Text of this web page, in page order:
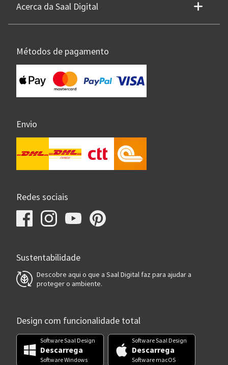
Acerca da Saal Digital
Métodos de pagamento
Envio
Redes sociais
Sustentabilidade
Descobre aqui o que a Saal Digital faz para ajudar a
proteger o ambiente.
Design com funcionalidade total
Software Saal Design
Descarrega
Software Windows
Software Saal Design
Descarrega
Software macOS